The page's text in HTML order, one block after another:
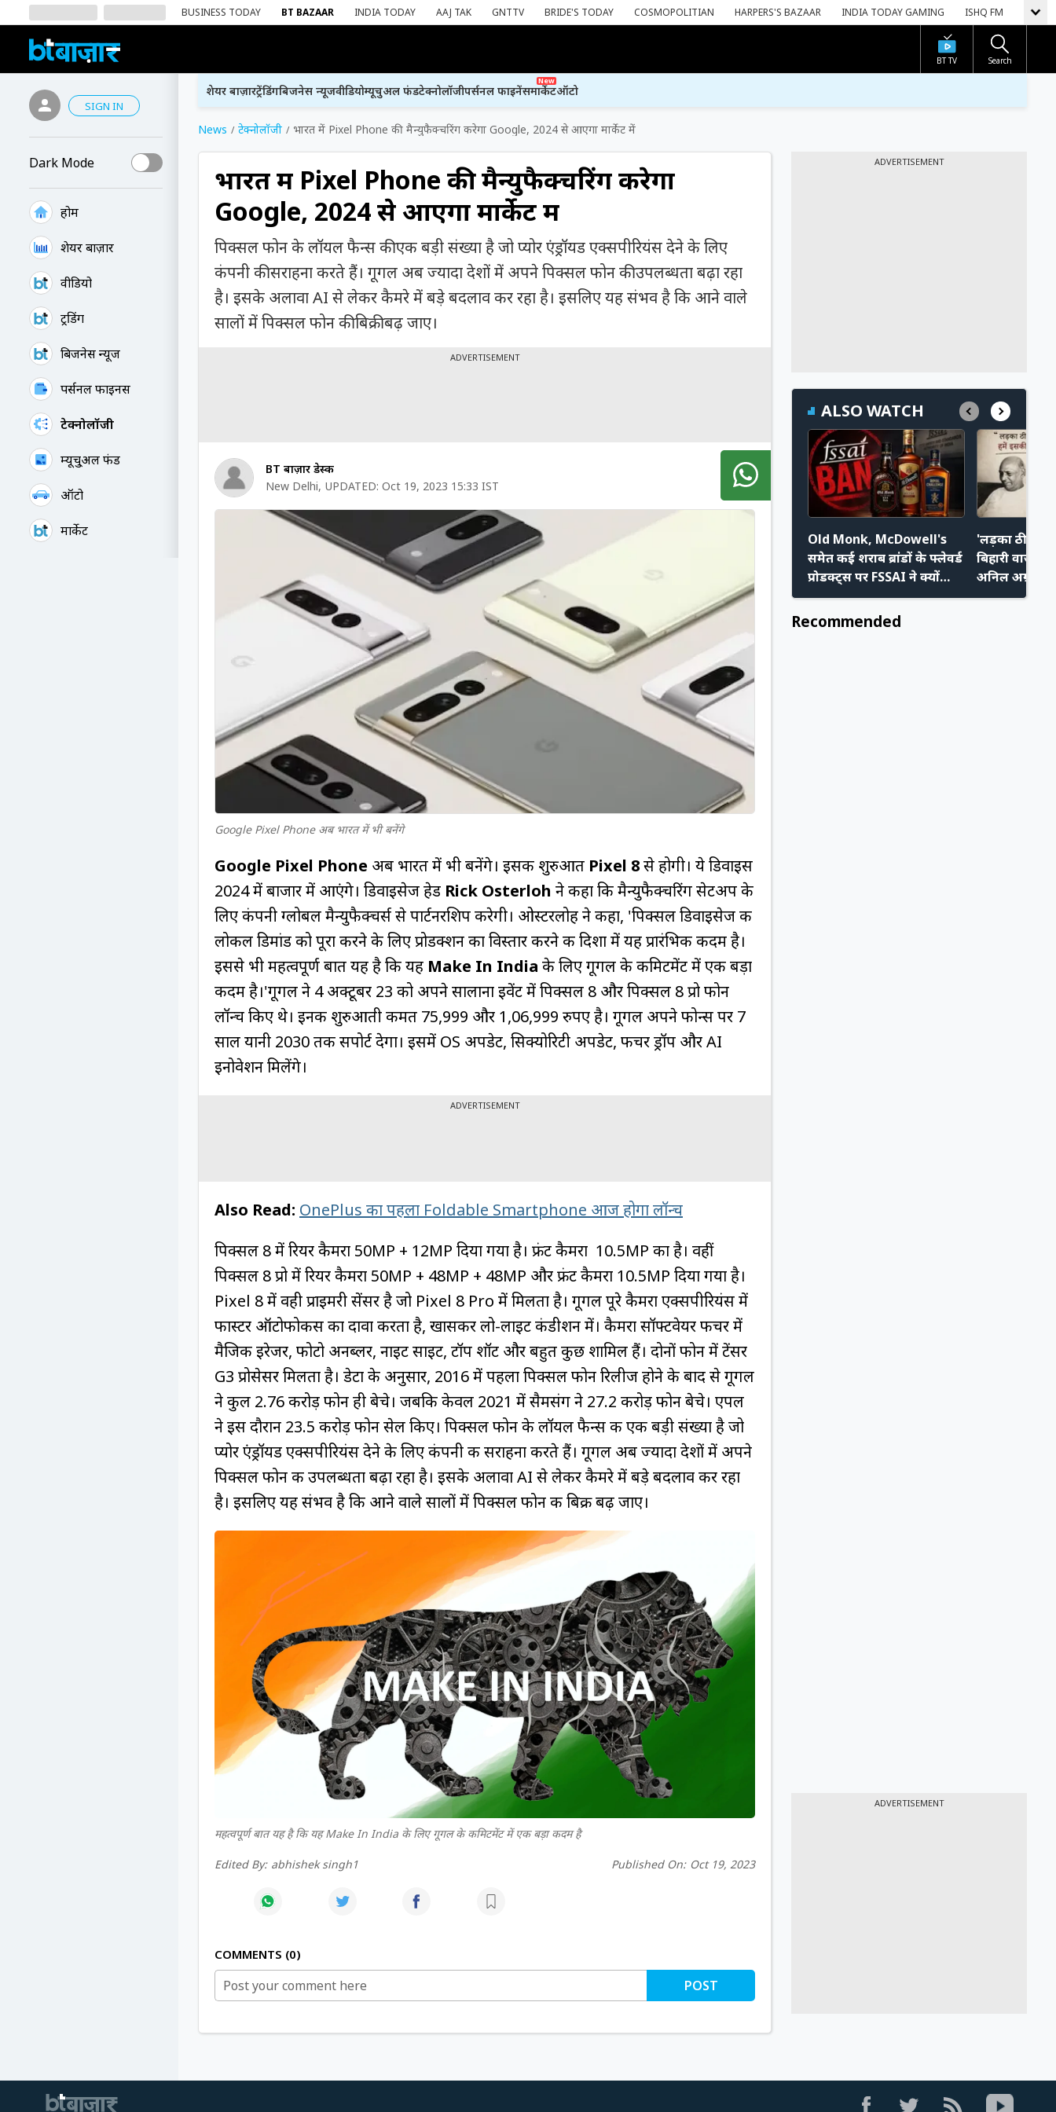
BUSINESS TODAY BT BAZAAR INDIA TODAY AAJ TAK GNTTV BRIDE'S TODAY COSMOPOLITIAN HARPERS'S BAZAAR INDIA TODAY GAMING ISHQ FM
BT TV Search
SIGN IN
Dark Mode
होम
शेयर बाज़ार
वीडियो
ट्रेंडिंग
बिजनेस न्यूज
पर्सनल फाइनेंस
टेक्नोलॉजी
म्यूचु्अल फंड
ऑटो
मार्केट
शेयर बाज़ारट्रेंडिंगबिजनेस न्यूजवीडियोम्यूचुअल फंडटेक्नोलॉजीपर्सनल फाइनेंस
New
मार्केटऑटो
News टेक्नोलॉजी भारत में Pixel Phone की मैन्युफैक्चरिंग करेगा Google, 2024 से आएगा मार्केट में
भारत में Pixel Phone की मैन्युफैक्चरिंग करेगा
Google, 2024 से आएगा मार्केट में
पिक्सल फोन के लॉयल फैन्स की एक बड़ी संख्या है जो प्योर एंड्रॉयड एक्सपीरियंस देने के लिए
कंपनी की सराहना करते हैं। गूगल अब ज्यादा देशों में अपने पिक्सल फोन की उपलब्धता बढ़ा रहा
है। इसके अलावा AI से लेकर कैमरे में बड़े बदलाव कर रहा है। इसलिए यह संभव है कि आने वाले
सालों में पिक्सल फोन की बिक्री बढ़ जाए।
ADVERTISEMENT
BT बाज़ार डेस्क
New Delhi, UPDATED: Oct 19, 2023 15:33 IST
Google Pixel Phone अब भारत में भी बनेंगे
Google Pixel Phone अब भारत में भी बनेंगे। इसकी शुरुआत Pixel 8से होगी। ये डिवाइस
2024 में बाजार में आएंगे। डिवाइसेज हेड Rick Osterloh ने कहा कि मैन्युफैक्चरिंग सेटअप के
लिए कंपनी ग्लोबल मैन्युफैक्चर्स से पार्टनरशिप करेगी। ओस्टरलोह ने कहा, 'पिक्सल डिवाइसेज की
लोकल डिमांड को पूरा करने के लिए प्रोडक्शन का विस्तार करने की दिशा में यह प्रारंभिक कदम है।
इससे भी महत्वपूर्ण बात यह है कि यह Make In India के लिए गूगल के कमिटमेंट में एक बड़ा
कदम है।'गूगल ने 4 अक्टूबर 23 को अपने सालाना इवेंट में पिक्सल 8 और पिक्सल 8 प्रो फोन
लॉन्च किए थे। इनकी शुरुआती कीमत 75,999 और 1,06,999 रुपए है। गूगल अपने फोन्स पर 7
साल यानी 2030 तक सपोर्ट देगा। इसमें OS अपडेट, सिक्योरिटी अपडेट, फीचर ड्रॉप और AI
इनोवेशन मिलेंगे।
ADVERTISEMENT
Also Read: OnePlus का पहला Foldable Smartphone आज होगा लॉन्च
पिक्सल 8 में रियर कैमरा 50MP + 12MP दिया गया है। फ्रंट कैमरा 10.5MP का है। वहीं
पिक्सल 8 प्रो में रियर कैमरा 50MP + 48MP + 48MP और फ्रंट कैमरा 10.5MP दिया गया है।
Pixel 8 में वही प्राइमरी सेंसर है जो Pixel 8 Pro में मिलता है। गूगल पूरे कैमरा एक्सपीरियंस में
फास्टर ऑटोफोकस का दावा करता है, खासकर लो-लाइट कंडीशन में। कैमरा सॉफ्टवेयर फीचर में
मैजिक इरेजर, फोटो अनब्लर, नाइट साइट, टॉप शॉट और बहुत कुछ शामिल हैं। दोनों फोन में टेंसर
G3 प्रोसेसर मिलता है। डेटा के अनुसार, 2016 में पहला पिक्सल फोन रिलीज होने के बाद से गूगल
ने कुल 2.76 करोड़ फोन ही बेचे। जबकि केवल 2021 में सैमसंग ने 27.2 करोड़ फोन बेचे। एपल
ने इस दौरान 23.5 करोड़ फोन सेल किए। पिक्सल फोन के लॉयल फैन्स की एक बड़ी संख्या है जो
प्योर एंड्रॉयड एक्सपीरियंस देने के लिए कंपनी की सराहना करते हैं। गूगल अब ज्यादा देशों में अपने
पिक्सल फोन की उपलब्धता बढ़ा रहा है। इसके अलावा AI से लेकर कैमरे में बड़े बदलाव कर रहा
है। इसलिए यह संभव है कि आने वाले सालों में पिक्सल फोन की बिक्री बढ़ जाए।
महत्वपूर्ण बात यह है कि यह Make In India के लिए गूगल के कमिटमेंट में एक बड़ा कदम है
Edited By: abhishek singh1 Published On: Oct 19, 2023
COMMENTS 0
POST
ADVERTISEMENT
ALSO WATCH
Old Monk, McDowell's
समेत कई शराब ब्रांडों के फ्लेवर्ड
प्रोडक्ट्स पर FSSAI ने क्यों
लिया एक्शन? जानिए पूरी वजह
'लड़का ठीक
बिहारी
अनिल
ने रच था
Recommended
ADVERTISEMENT